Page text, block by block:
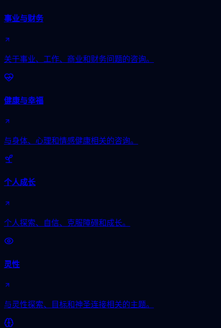
事业与财务
关于事业、工作、商业和财务问题的咨询。
健康与幸福
与身体、心理和情感健康相关的咨询。
个人成长
个人探索、自信、克服障碍和成长。
灵性
与灵性探索、目标和神圣连接相关的主题。